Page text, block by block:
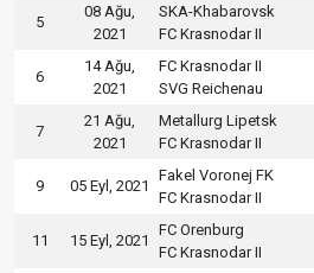
5
08 Ağu,
2021
SKA-Khabarovsk
FC Krasnodar II
6
14 Ağu,
2021
FC Krasnodar II
SVG Reichenau
7
21 Ağu,
2021
Metallurg Lipetsk
FC Krasnodar II
9 05 Eyl, 2021
Fakel Voronej FK
FC Krasnodar II
11 15 Eyl, 2021
FC Orenburg
FC Krasnodar II